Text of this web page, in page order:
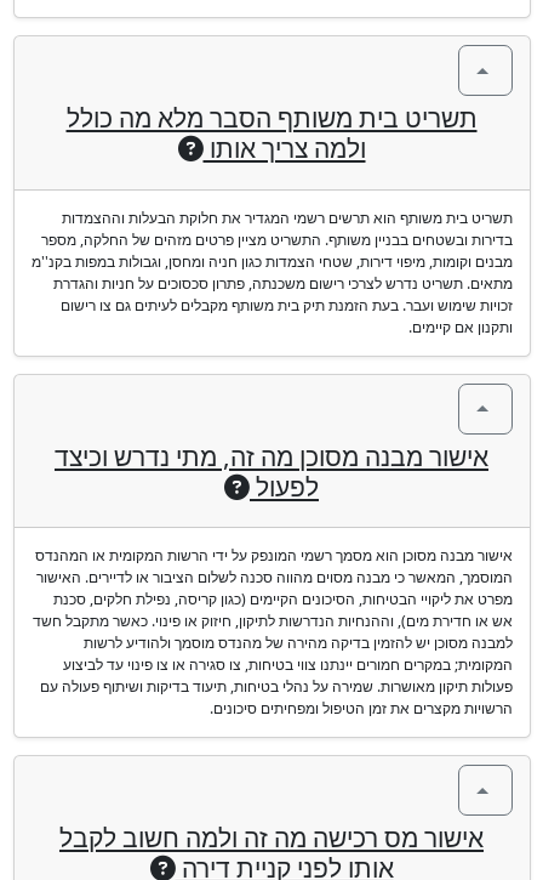
תשריט בית משותף הסבר מלא מה כולל
ולמה צריך אותו
תשריט בית משותף הוא תרשים רשמי המגדיר את חלוקת הבעלות וההצמדות
בדירות ובשטחים בבניין משותף. התשריט מציין פרטים מזהים של החלקה, מספר
מבנים וקומות, מיפוי דירות, שטחי הצמדות כגון חניה ומחסן, וגבולות במפות בקנ''מ
מתאים. תשריט נדרש לצרכי רישום משכנתה, פתרון סכסוכים על חניות והגדרת
זכויות שימוש ועבר. בעת הזמנת תיק בית משותף מקבלים לעיתים גם צו רישום
ותקנון אם קיימים.
אישור מבנה מסוכן מה זה, מתי נדרש וכיצד
לפעול
אישור מבנה מסוכן הוא מסמך רשמי המונפק על ידי הרשות המקומית או המהנדס
המוסמך, המאשר כי מבנה מסוים מהווה סכנה לשלום הציבור או לדיירים. האישור
מפרט את ליקויי הבטיחות, הסיכונים הקיימים (כגון קריסה, נפילת חלקים, סכנת
אש או חדירת מים), וההנחיות הנדרשות לתיקון, חיזוק או פינוי. כאשר מתקבל חשד
למבנה מסוכן יש להזמין בדיקה מהירה של מהנדס מוסמך ולהודיע לרשות
המקומית; במקרים חמורים יינתנו צווי בטיחות, צו סגירה או צו פינוי עד לביצוע
פעולות תיקון מאושרות. שמירה על נהלי בטיחות, תיעוד בדיקות ושיתוף פעולה עם
הרשויות מקצרים את זמן הטיפול ומפחיתים סיכונים.
אישור מס רכישה מה זה ולמה חשוב לקבל
אותו לפני קניית דירה